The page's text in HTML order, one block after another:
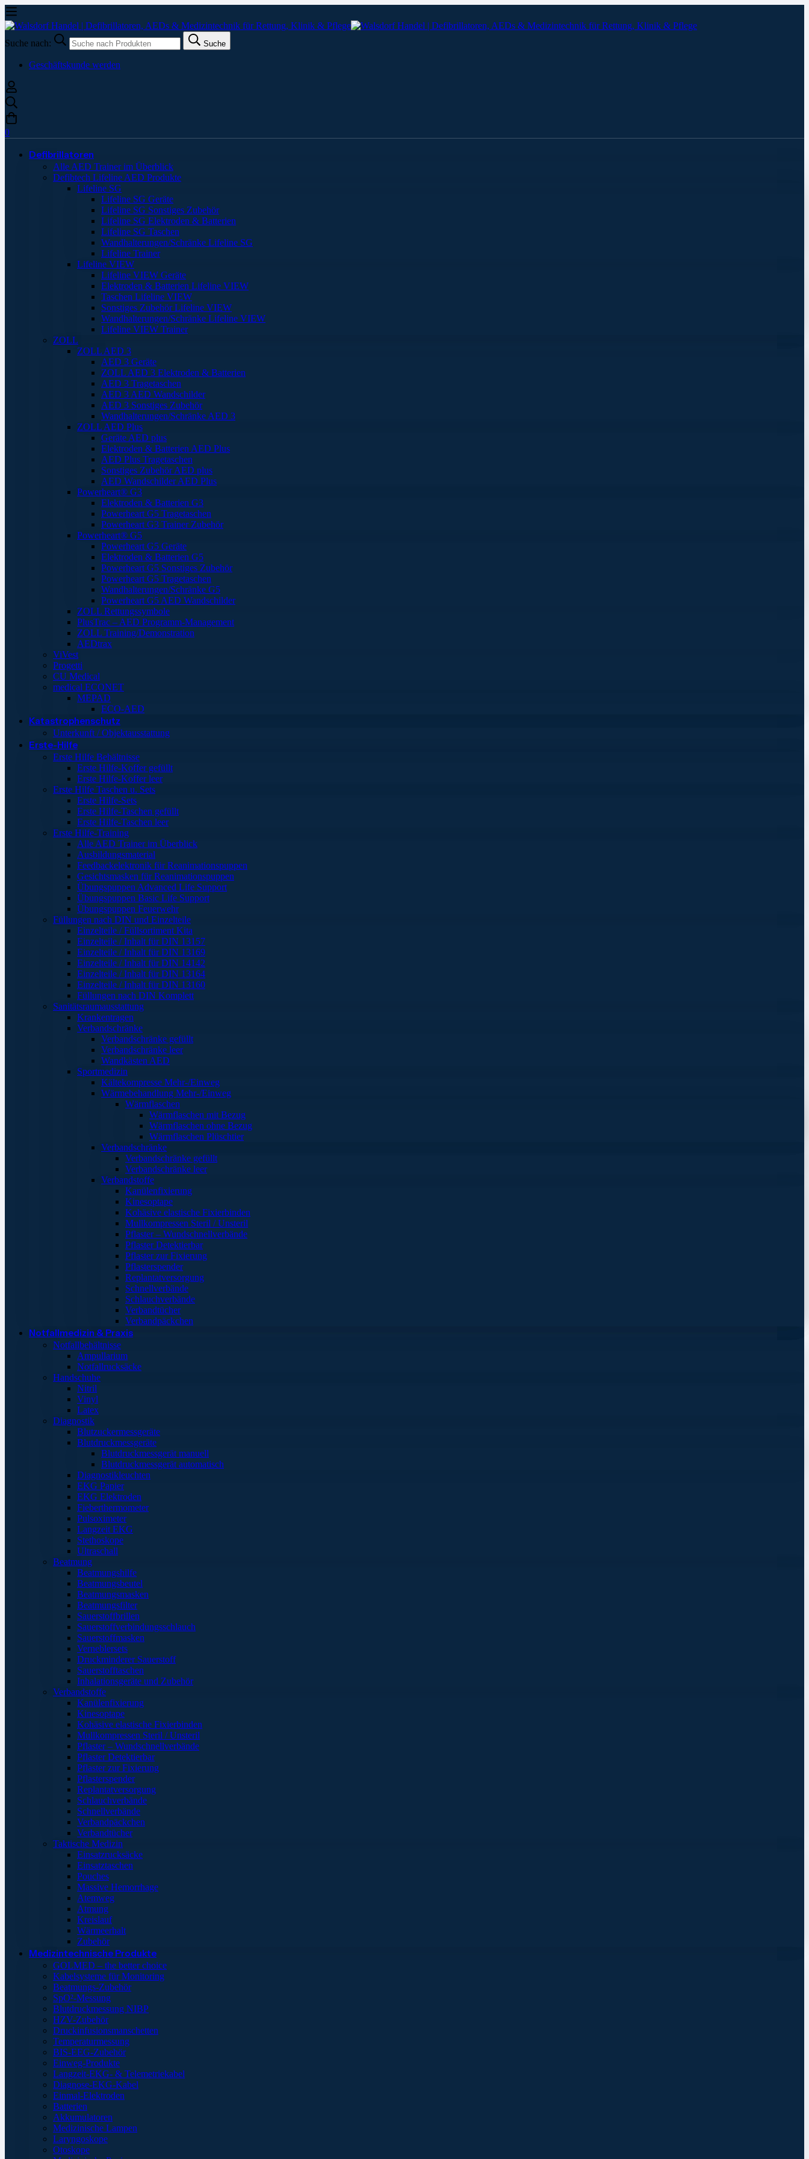
Suche nach: Suche
Geschäftskunde werden
0
Defibrillatoren
Alle AED Trainer im Überblick
Defibtech Lifeline AED Produkte
Lifeline SG
Lifeline SG Geräte
Lifeline SG Sonstiges Zubehör
Lifeline SG Elektroden & Batterien
Lifeline SG Taschen
Wandhalterungen/Schränke Lifeline SG
Lifeline Trainer
Lifeline VIEW
Lifeline VIEW Geräte
Elektroden & Batterien Lifeline VIEW
Taschen Lifeline VIEW
Sonstiges Zubehör Lifeline VIEW
Wandhalterungen/Schränke Lifeline VIEW
Lifeline VIEW Trainer
ZOLL
ZOLL AED 3
AED 3 Geräte
ZOLL AED 3 Elektroden & Batterien
AED 3 Tragetaschen
AED 3 AED Wandschilder
AED 3 Sonstiges Zubehör
Wandhalterungen/Schränke AED 3
ZOLL AED Plus
Geräte AED plus
Elektroden & Batterien AED Plus
AED Plus Tragetaschen
Sonstiges Zubehör AED plus
AED Wandschilder AED Plus
Powerheart® G3
Elektroden & Batterien G3
Powerheart G5 Tragetaschen
Powerheart G3 Trainer Zubehör
Powerheart® G5
Powerheart G5 Geräte
Elektroden & Batterien G5
Powerheart G5 Sonstiges Zubehör
Powerheart G5 Tragetaschen
Wandhalterungen/Schränke G5
Powerheart G5 AED Wandschilder
ZOLL Rettungssymbole
PlusTrac – AED Programm-Management
ZOLL Training/Demonstration
AEDtrax
ViVest
Progetti
CU Medical
medical ECONET
MEPAD
ECO-AED
Katastrophenschutz
Unterkunft / Objektausstattung
Erste-Hilfe
Erste Hilfe Behältnisse
Erste Hilfe-Koffer gefüllt
Erste Hilfe-Koffer leer
Erste Hilfe Taschen u. Sets
Erste Hilfe-Sets
Erste Hilfe-Taschen gefüllt
Erste Hilfe-Taschen leer
Erste Hilfe-Training
Alle AED Trainer im Überblick
Ausbildungsmaterial
Feedbackelektronik für Reanimationspuppen
Gesichtsmasken für Reanimationspuppen
Übungspuppen Advanced Life Support
Übungspuppen Basic Life Support
Übungspuppen Feuerwehr
Füllungen nach DIN und Einzelteile
Einzelteile / Füllsortiment Kita
Einzelteile / Inhalt für DIN 13157
Einzelteile / Inhalt für DIN 13169
Einzelteile / Inhalt für DIN 14142
Einzelteile / Inhalt für DIN 13164
Einzelteile / Inhalt für DIN 13160
Füllungen nach DIN Komplett
Sanitätsraumausstattung
Krankentragen
Verbandschränke
Verbandschränke gefüllt
Verbandschränke leer
Wandkästen AED
Sportmedizin
Kältekompresse Mehr-/Einweg
Wärmebehandlung Mehr-/Einweg
Wärmflaschen
Wärmflaschen mit Bezug
Wärmflaschen ohne Bezug
Wärmflaschen Plüschtier
Verbandschränke
Verbandschränke gefüllt
Verbandschränke leer
Verbandstoffe
Kanülenfixierung
Kinesoptape
Kohäsive elastische Fixierbinden
Mullkompressen Steril / Unsteril
Pflaster – Wundschnellverbände
Pflaster Detektierbar
Pflaster zur Fixierung
Pflasterspender
Replantatversorgung
Schnellverbände
Schlauchverbände
Verbandtücher
Verbandpäckchen
Notfallmedizin & Praxis
Notfallbehältnisse
Ampullarium
Notfallrucksäcke
Handschuhe
Nitril
Vinyl
Latex
Diagnostik
Blutzuckermessgeräte
Blutdruckmessgeräte
Blutdruckmessgerät manuell
Blutdruckmessgerät automatisch
Diagnostikleuchten
EKG Papier
EKG Elektroden
Fieberthermometer
Pulsoximeter
Langzeit EKG
Stethoskope
Ultraschall
Beatmung
Beatmungshilfe
Beatmungsbeutel
Beatmungsmasken
Beatmungsfilter
Sauerstoffbrillen
Sauerstoffverbindungsschlauch
Sauerstoffmasken
Verneblersets
Druckminderer Sauerstoff
Sauerstofftaschen
Inhalationsgeräte und Zubehör
Verbandstoffe
Kanülenfixierung
Kinesoptape
Kohäsive elastische Fixierbinden
Mullkompressen Steril / Unsteril
Pflaster – Wundschnellverbände
Pflaster Detektierbar
Pflaster zur Fixierung
Pflasterspender
Replantatversorgung
Schlauchverbände
Schnellverbände
Verbandpäckchen
Verbandtücher
Taktische Medizin
Einsatzrucksäcke
Einsatztaschen
Pouches
Massive Hemorrhage
Atemweg
Atmung
Kreislauf
Wärmeerhalt
Zubehör
Medizintechnische Produkte
GOLMED – the better choice
Kabelsysteme für Monitoring
Beatmungs-Zubehör
SpO²-Messung
Blutdruckmessung NIBP
HZV-Zubehör
Druckinfusionsmanschetten
Temperaturmessung
BIS-EEG-Zubehör
Einweg-Produkte
Langzeit-EKG- & Telemetriekabel
Diagnose-EKG-Kabel
Einmal-Elektroden
Batterien
Akkumulatoren
Medizinische Lampen
Laryngoskope
Otoskope